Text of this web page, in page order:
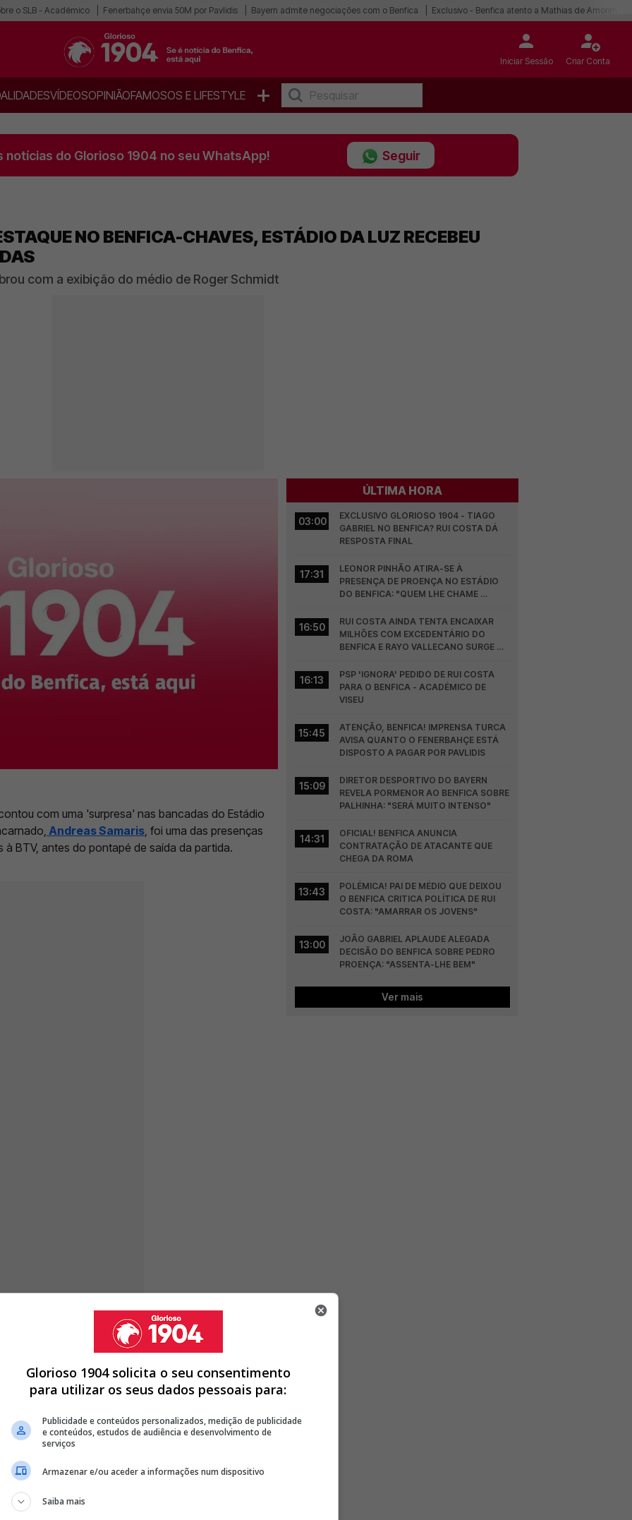
o SLB - Académico Fenerbahçe envia 50M por Pavlidis Bayern admite negociações com o Benfica Exclusivo - Benfica atento a Mathias de Amorim
Iniciar Sessão Criar Conta
VÍDEOSOPINIÃOFAMOSOS E LIFESTYLE +
notícias do Glorioso 1904 no seu WhatsApp! Seguir
NO BENFICA-CHAVES, ESTÁDIO DA LUZ RECEBEU
com a exibição do médio de Roger Schmidt
com uma 'surpresa' nas bancadas do Estádio
Andreas Samaris , foi uma das presenças
BTV, antes do pontapé de saída da partida.
que deixei a carreira, não podia ser outro lugar sem
não andei muito nos espaços em que ando agora.
muita coisa", começou por dizer ao microfone
REGRESSA AO BENFICA
VAI REGRESSAR AO BENFICA
LENDÁRIA DO BENFICA INICIA CURSO DE TREINADOR
ÚLTIMA HORA
03:00
EXCLUSIVO GLORIOSO 1904 - TIAGO
GABRIEL NO BENFICA? RUI COSTA DÁ
RESPOSTA FINAL
17:31
LEONOR PINHÃO ATIRA-SE À
PRESENÇA DE PROENÇA NO ESTÁDIO
DO BENFICA: "QUEM LHE CHAME
16:50
RUI COSTA AINDA TENTA ENCAIXAR
MILHÕES COM EXCEDENTÁRIO DO
BENFICA E RAYO VALLECANO SURGE NA
16:13
PSP 'IGNORA' PEDIDO DE RUI COSTA
PARA O BENFICA - ACADÉMICO DE
VISEU
15:45
ATENÇÃO, BENFICA! IMPRENSA TURCA
AVISA QUANTO O FENERBAHÇE ESTÁ
DISPOSTO A PAGAR POR PAVLIDIS
15:09
DIRETOR DESPORTIVO DO BAYERN
REVELA PORMENOR AO BENFICA SOBRE
PALHINHA: "SERÁ MUITO INTENSO"
14:31
OFICIAL! BENFICA ANUNCIA
CONTRATAÇÃO DE ATACANTE QUE
CHEGA DA ROMA
13:43
POLÉMICA! PAI DE MÉDIO QUE DEIXOU
O BENFICA CRITICA POLÍTICA DE RUI
COSTA: "AMARRAR OS JOVENS"
13:00
JOÃO GABRIEL APLAUDE ALEGADA
DECISÃO DO BENFICA SOBRE PEDRO
PROENÇA: "ASSENTA-LHE BEM"
Ver mais
Glorioso 1904 solicita o seu consentimento
para utilizar os seus dados pessoais para:
Publicidade e conteúdos personalizados, medição de publicidade
e conteúdos, estudos de audiência e desenvolvimento de
serviços
Armazenar e/ou aceder a informações num dispositivo
Saiba mais